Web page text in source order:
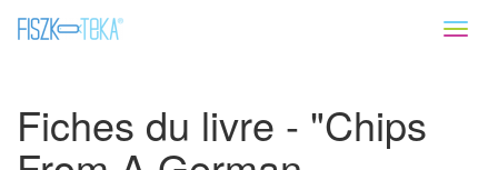
Fiches du livre - "Chips